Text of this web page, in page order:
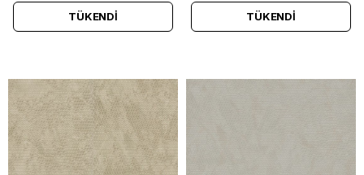
TÜKENDI TÜKENDI